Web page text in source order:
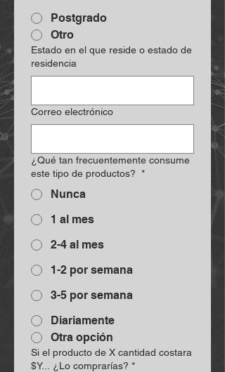
Postgrado
Otro
Estado en el que reside o estado de
residencia
Correo electrónico
¿Qué tan frecuentemente consume
este tipo de productos? *
Nunca
1 al mes
2-4 al mes
1-2 por semana
3-5 por semana
Diariamente
Otra opción
Si el producto de X cantidad costara
$Y... ¿Lo comprarías? *